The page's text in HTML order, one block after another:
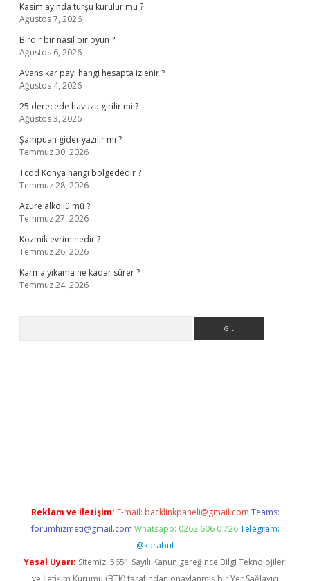
Kasim ayında turşu kurulur mu ?
Ağustos 7, 2026
Birdir bir nasıl bir oyun ?
Ağustos 6, 2026
Avans kar payı hangi hesapta izlenir ?
Ağustos 4, 2026
25 derecede havuza girilir mi ?
Ağustos 3, 2026
Şampuan gider yazılır mı ?
Temmuz 30, 2026
Tcdd Konya hangi bölgededir ?
Temmuz 28, 2026
Azure alkollü mü ?
Temmuz 27, 2026
Kozmik evrim nedir ?
Temmuz 26, 2026
Karma yıkama ne kadar sürer ?
Temmuz 24, 2026
Reklam ve İletişim: E-mail: backlinkpaneli@gmail.com Teams:
forumhizmeti@gmail.com Whatsapp: 0262 606 0 726 Telegram:
@karabul
Yasal Uyarı: Sitemiz, 5651 Sayılı Kanun gereğince Bilgi Teknolojileri
ve İletişim Kurumu (BTK) tarafından onaylanmış bir Yer Sağlayıcı